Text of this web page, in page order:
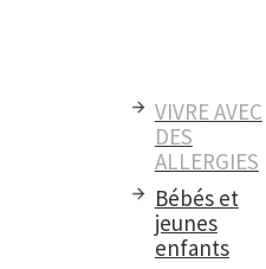
VIVRE AVEC
DES
ALLERGIES
Bébés et
jeunes
enfants